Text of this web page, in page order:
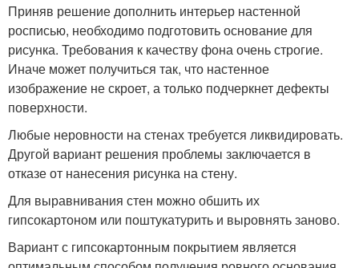
Приняв решение дополнить интерьер настенной
росписью, необходимо подготовить основание для
рисунка. Требования к качеству фона очень строгие.
Иначе может получиться так, что настенное
изображение не скроет, а только подчеркнет дефекты
поверхности.
Любые неровности на стенах требуется ликвидировать.
Другой вариант решения проблемы заключается в
отказе от нанесения рисунка на стену.
Для выравнивания стен можно обшить их
гипсокартоном или поштукатурить и выровнять заново.
Вариант с гипсокартонным покрытием является